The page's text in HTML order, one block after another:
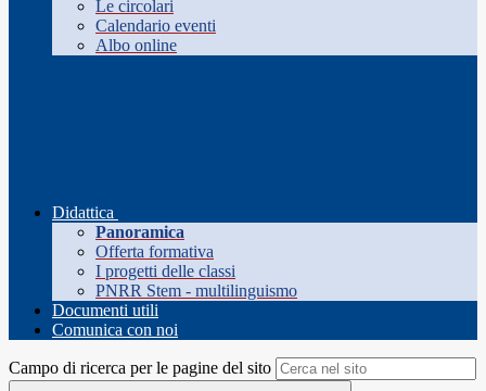
Le circolari
Calendario eventi
Albo online
Didattica
Panoramica
Offerta formativa
I progetti delle classi
PNRR Stem - multilinguismo
Documenti utili
Comunica con noi
Campo di ricerca per le pagine del sito